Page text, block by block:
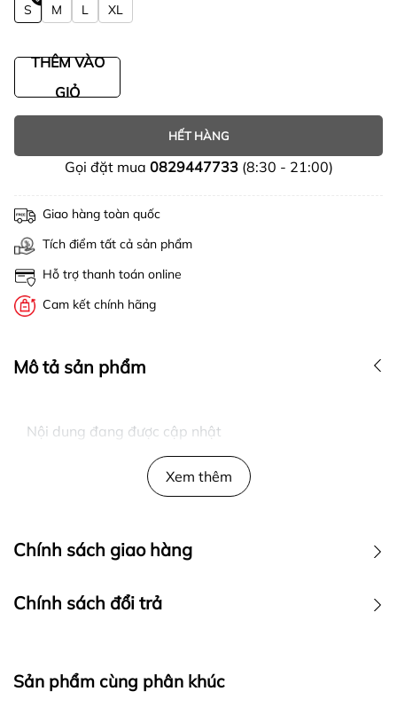
S M L XL
THÊM VÀO
GIỎ
HẾT HÀNG
Gọi đặt mua 0829447733(8:30 - 21:00)
Giao hàng toàn quốc
Tích điểm tất cả sản phẩm
Hỗ trợ thanh toán online
Cam kết chính hãng
Mô tả sản phẩm
Nội dung đang được cập nhật
Xem thêm
Chính sách giao hàng
Chính sách đổi trả
Sản phẩm cùng phân khúc